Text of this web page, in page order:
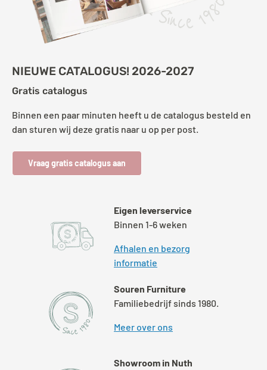
NIEUWE CATALOGUS! 2026-2027
Gratis catalogus
Binnen een paar minuten heeft u de catalogus besteld en
dan sturen wij deze gratis naar u op per post.
Vraag gratis catalogus aan
Eigen leverservice
Binnen 1-6 weken
Afhalen en bezorg
informatie
Souren Furniture
Familiebedrijf sinds 1980.
Meer over ons
Showroom in Nuth